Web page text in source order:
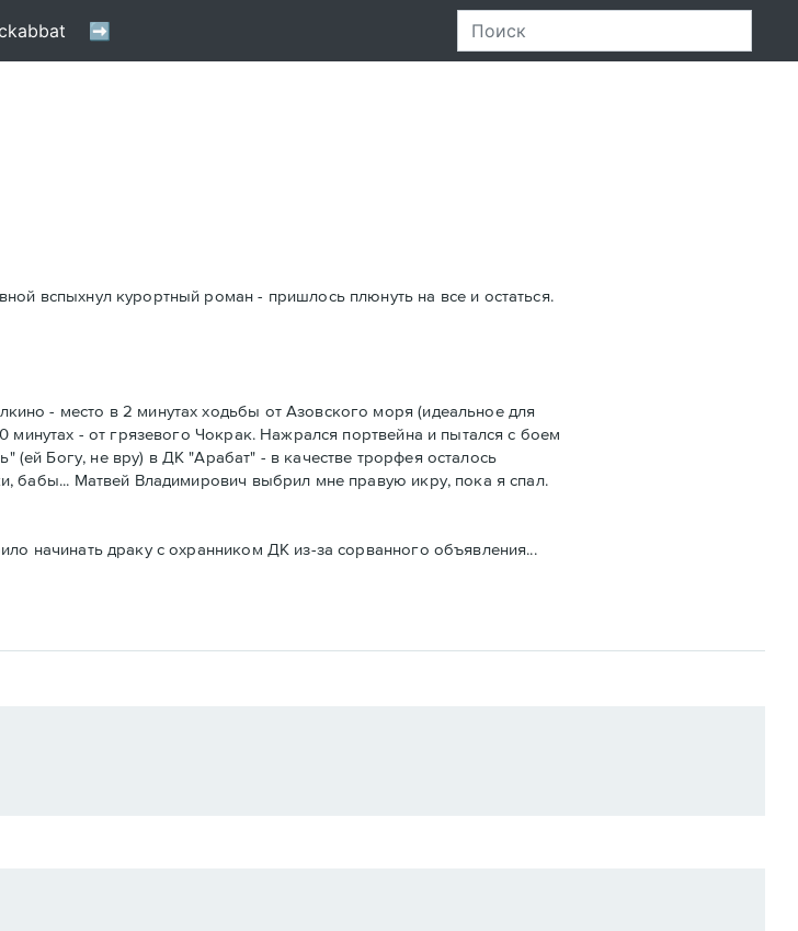
вспыхнул курортный роман - пришлось плюнуть на все и остаться.
- место в 2 минутах ходьбы от Азовского моря (идеальное для
- от грязевого Чокрак. Нажрался портвейна и пытался с боем
(ей Богу, не вру) в ДК "Арабат" - в качестве трорфея осталось
бабы... Матвей Владимирович выбрил мне правую икру, пока я спал.
начинать драку с охранником ДК из-за сорванного объявления...